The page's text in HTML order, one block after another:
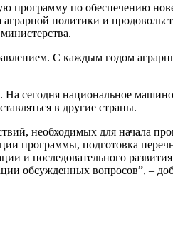
программу по обеспечению
аграрной политики и
С каждым годом
На сегодня национальное
в другие страны.
необходимых для начала
программы, подготовка
и последовательного
обсужденных вопросов”, –